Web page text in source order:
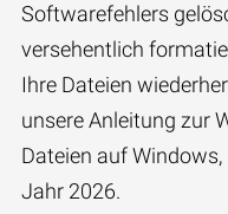
Softwarefehlers
versehentlich
Ihre Dateien
unsere Anleitung zur
Dateien auf
Jahr 2026.